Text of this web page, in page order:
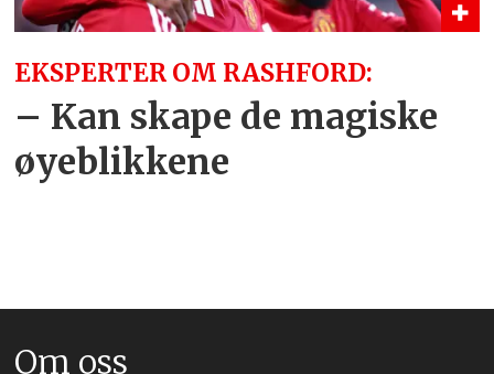
EKSPERTER OM RASHFORD:
– Kan skape de magiske
øyeblikkene
Om oss